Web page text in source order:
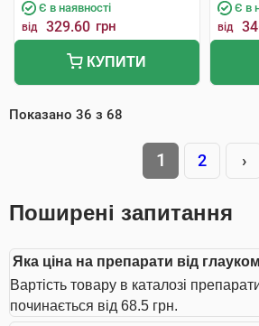
Є в наявності
від 329.60 грн
КУПИТИ
Є в
від
Показано 36 з 68
1 2 ›
Поширені запитання
Яка ціна на препарати від
Вартість товару в каталозі
починається від 68.5 грн.